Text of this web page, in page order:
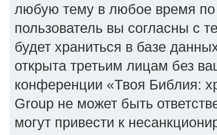
любую тему в любое время
пользователь вы согласны с
будет храниться в базе
открыта третьим лицам без
конференции «Твоя Библия:
Group не может быть
могут привести к